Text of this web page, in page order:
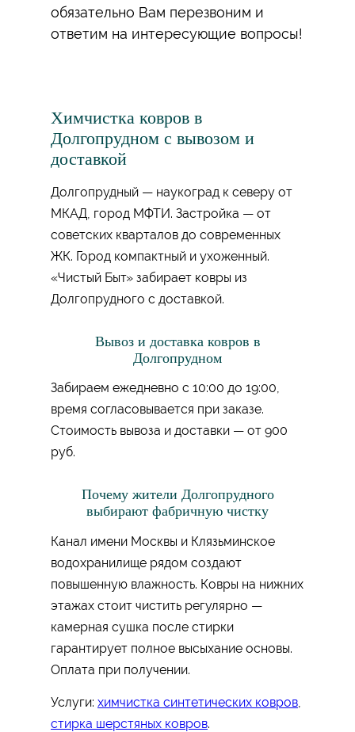
обязательно Вам перезвоним и
ответим на интересующие вопросы!
Химчистка ковров в
Долгопрудном с вывозом и
доставкой
Долгопрудный — наукоград к северу от
МКАД, город МФТИ. Застройка — от
советских кварталов до современных
ЖК. Город компактный и ухоженный.
«Чистый Быт» забирает ковры из
Долгопрудного с доставкой.
Вывоз и доставка ковров в
Долгопрудном
Забираем ежедневно с 10:00 до 19:00,
время согласовывается при заказе.
Стоимость вывоза и доставки — от 900
руб.
Почему жители Долгопрудного
выбирают фабричную чистку
Канал имени Москвы и Клязьминское
водохранилище рядом создают
повышенную влажность. Ковры на нижних
этажах стоит чистить регулярно —
камерная сушка после стирки
гарантирует полное высыхание основы.
Оплата при получении.
Услуги: химчистка синтетических ковров
стирка шерстяных ковров.